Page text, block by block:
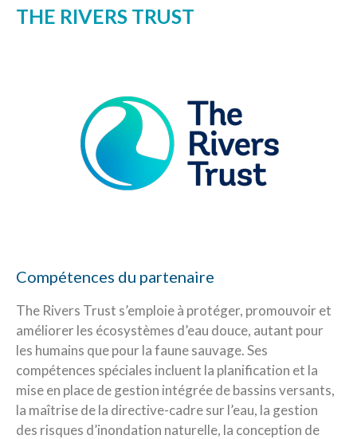
THE RIVERS TRUST
Compétences du partenaire
The Rivers Trust s’emploie à protéger, promouvoir et
améliorer les écosystèmes d’eau douce, autant pour
les humains que pour la faune sauvage. Ses
compétences spéciales incluent la planification et la
mise en place de gestion intégrée de bassins versants,
la maîtrise de la directive-cadre sur l’eau, la gestion
des risques d’inondation naturelle, la conception de